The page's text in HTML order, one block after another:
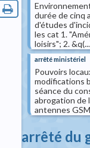
durée de cinq
d'études
les cat 1.
loisirs"; 2.
arrêté ministériel
Pouvoirs
modifications
séance du
abrogation de
antennes GSM
arrêté du